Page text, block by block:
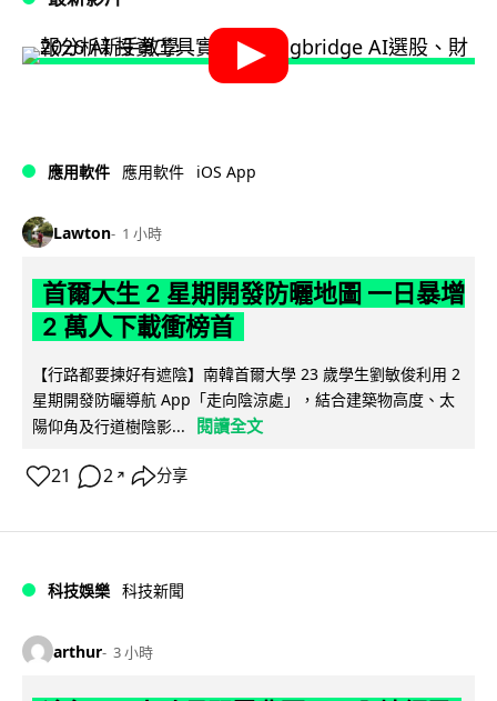
應用軟件 應用軟件 iOS App
Lawton 1 小時
首爾大生 2 星期開發防曬地圖 一日暴增
2 萬人下載衝榜首
【行路都要揀好有遮陰】南韓首爾大學 23 歲學生劉敏俊利用 2
星期開發防曬導航 App「走向陰涼處」，結合建築物高度、太
陽仰角及行道樹陰影...
閱讀全文
21 2 ↗ 分享
科技娛樂 科技新聞
arthur 3 小時